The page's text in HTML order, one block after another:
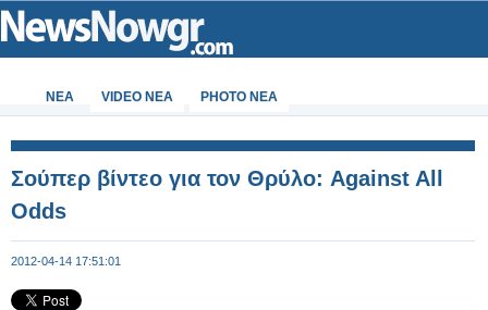
ΝΕΑ VIDEO NEA PHOTO NEA
Σούπερ βίντεο για τον Θρύλο: Against All
Odds
2012-04-14 17:51:01